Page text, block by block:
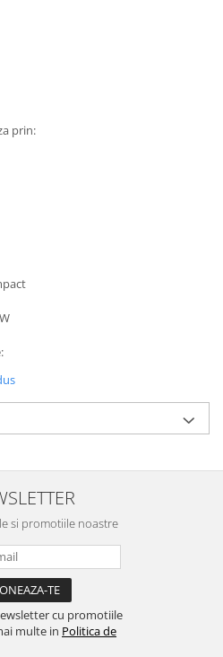
prin:
si promotiile noastre
cu promotiile
multe in Politica de